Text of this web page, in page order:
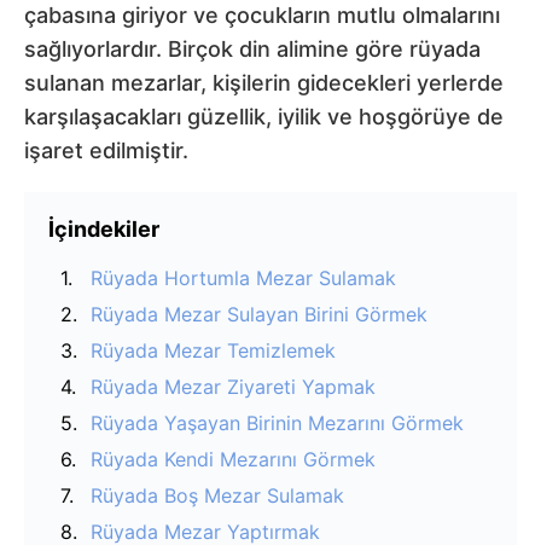
çabasına giriyor ve çocukların mutlu olmalarını
sağlıyorlardır. Birçok din alimine göre rüyada
sulanan mezarlar, kişilerin gidecekleri yerlerde
karşılaşacakları güzellik, iyilik ve hoşgörüye de
işaret edilmiştir.
İçindekiler
Rüyada Hortumla Mezar Sulamak
Rüyada Mezar Sulayan Birini Görmek
Rüyada Mezar Temizlemek
Rüyada Mezar Ziyareti Yapmak
Rüyada Yaşayan Birinin Mezarını Görmek
Rüyada Kendi Mezarını Görmek
Rüyada Boş Mezar Sulamak
Rüyada Mezar Yaptırmak